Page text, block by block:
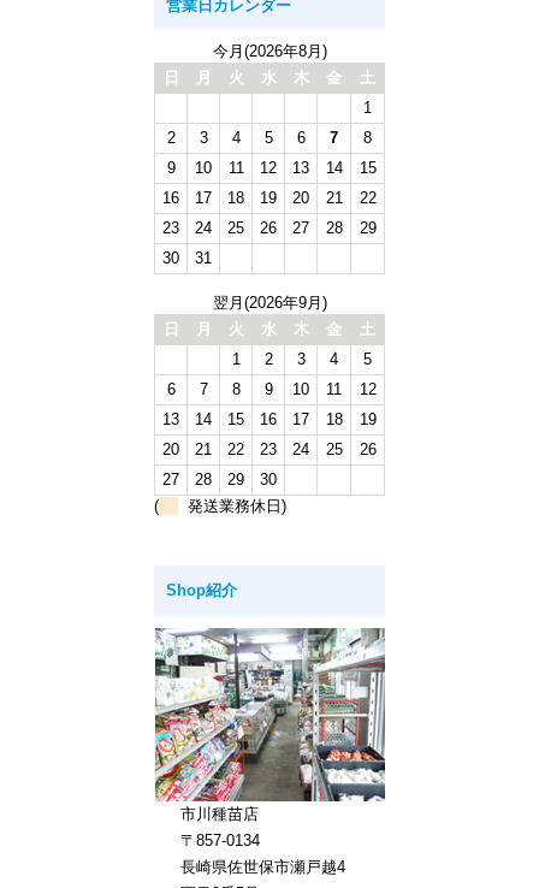
営業日カレンダー
今月(2026年8月)
日
月 火 水 木 金
土
1
2
3 4 5 6 7
8
9
10 11 12 13 14
15
16
17 18 19 20 21
22
23
24 25 26 27 28
29
30
31
翌月(2026年9月)
日
月 火 水 木 金
土
1
2 3 4
5
6
7 8 9 10 11
12
13
14 15 16 17 18
19
20
21 22 23 24 25
26
27
28 29
30
(
発送業務休日)
Shop紹介
市川種苗店
〒857-0134
長崎県佐世保市瀬戸越4